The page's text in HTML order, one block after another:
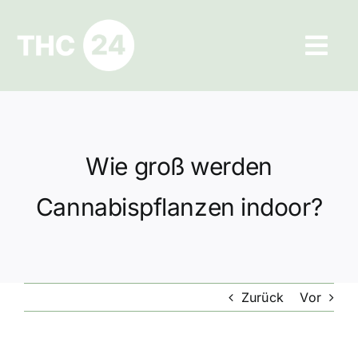
springen
Ratgeber
Datenschutz
Wie groß werden
Cannabispflanzen indoor?
Zurück Vor